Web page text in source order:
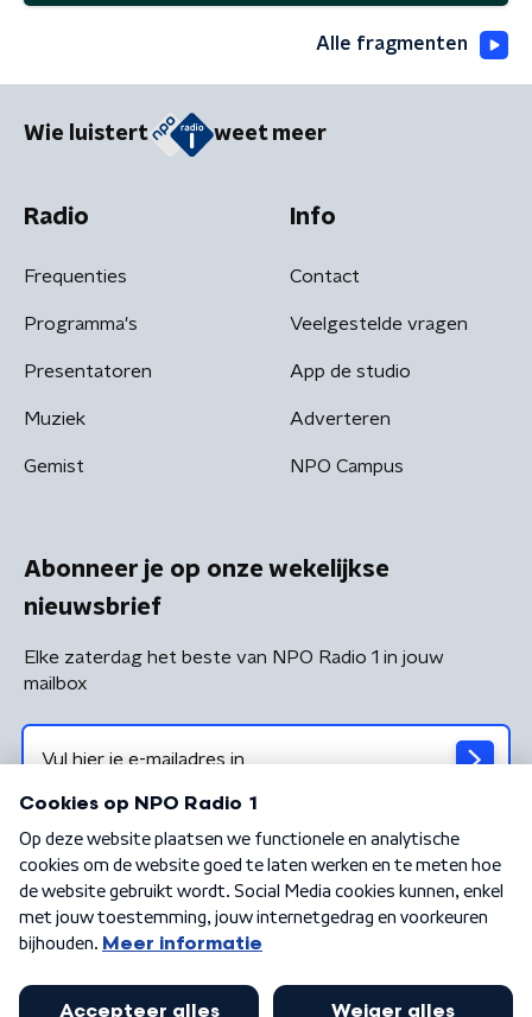
Alle fragmenten
Wie luistert weet meer
Radio
Frequenties
Programma's
Presentatoren
Muziek
Gemist
Info
Contact
Veelgestelde vragen
App de studio
Adverteren
NPO Campus
Abonneer je op onze wekelijkse
nieuwsbrief
Elke zaterdag het beste van NPO Radio 1 in jouw
mailbox
Algemene voorwaarden